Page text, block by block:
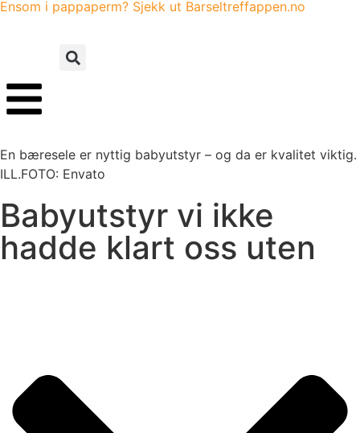
Ensom i pappaperm? Sjekk ut Barseltreffappen.no
En bæresele er nyttig babyutstyr – og da er kvalitet viktig.
ILL.FOTO: Envato
Babyutstyr vi ikke
hadde klart oss uten